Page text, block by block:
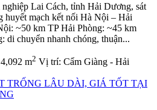
Lai Cách, tỉnh Hải Dương, sát
huyết mạch kết nối Hà Nội – Hải
~50 km TP Hải Phòng: ~45 km
di chuyển nhanh chóng, thuận...
4,092 m2 Vị trí: Cẩm Giàng - Hải